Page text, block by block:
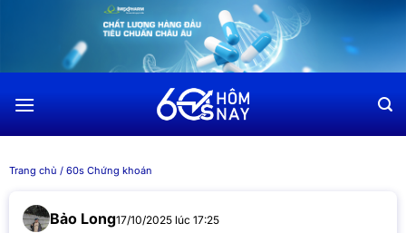
dung
Trang chủ / 60s Chứng khoán
Bảo Long17/10/2025 lúc 17:25